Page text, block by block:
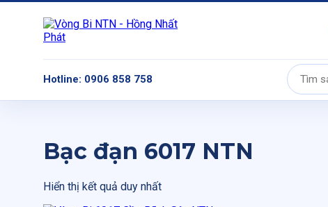
Hotline: 0906 858 758
Tìm
kiếm:
Bạc đạn 6017 NTN
Hiển thị kết quả duy nhất